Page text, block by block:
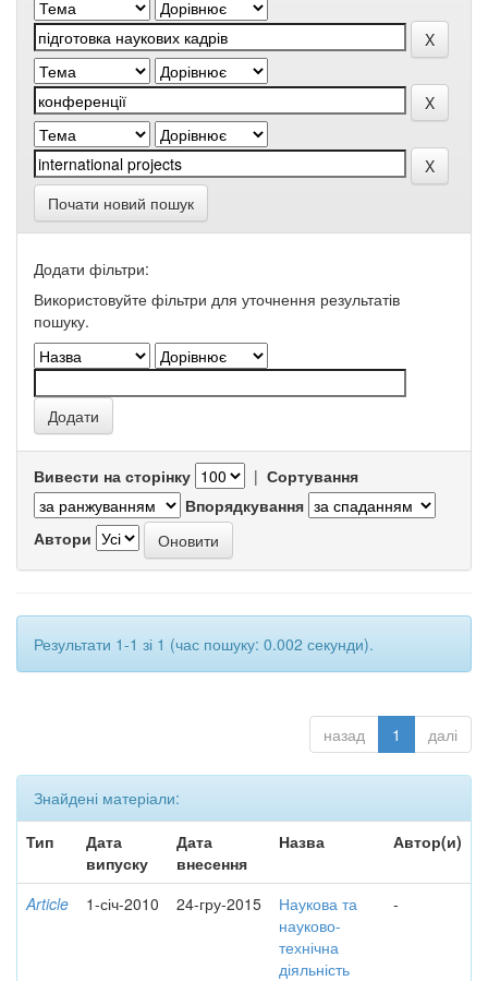
Почати новий пошук
Додати фільтри:
Використовуйте фільтри для уточнення результатів
пошуку.
Вивести на сторінку | Сортування
Впорядкування
Автори
Результати 1-1 зі 1 (час пошуку: 0.002 секунди).
назад 1 далі
Знайдені матеріали:
Тип
Дата
випуску
Дата
внесення
Назва Автор(и)
Article 1-січ-2010 24-гру-2015
Наукова та
науково-
технічна
діяльність
-